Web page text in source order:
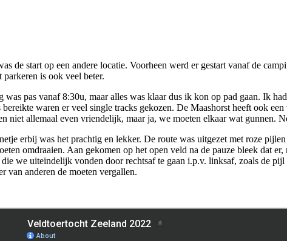
de start op een andere locatie. Voorheen werd er gestart vanaf de
is ook veel beter.
pas vanaf 8:30u, maar alles was klaar dus ik kon op pad gaan. Ik
waren er veel single tracks gekozen. De Maashorst heeft ook
allemaal even vriendelijk, maar ja, we moeten elkaar wat gunnen.
erbij was het prachtig en lekker. De route was uitgezet met roze
omdraaien. Aan gekomen op het open veld na de pauze bleek dat
we uiteindelijk vonden door rechtsaf te gaan i.p.v. linksaf, zoals de
van anderen de moeten vergallen.